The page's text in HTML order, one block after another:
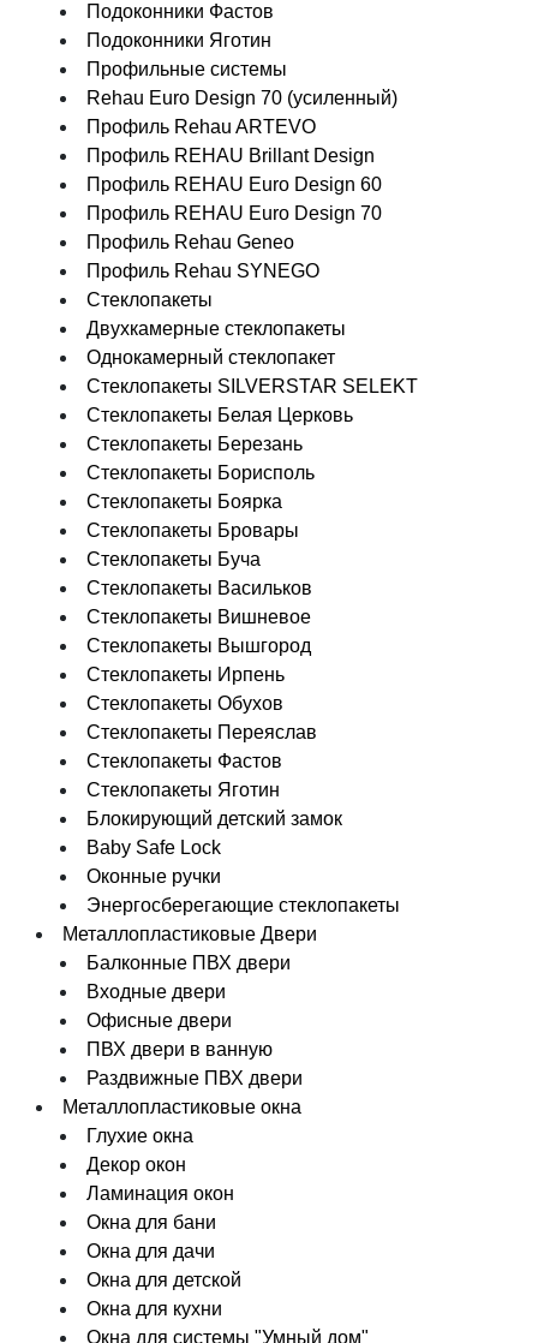
Подоконники Фастов
Подоконники Яготин
Профильные системы
Rehau Euro Design 70 (усиленный)
Профиль Rehau ARTEVO
Профиль REHAU Brillant Design
Профиль REHAU Euro Design 60
Профиль REHAU Euro Design 70
Профиль Rehau Geneo
Профиль Rehau SYNEGO
Стеклопакеты
Двухкамерные стеклопакеты
Однокамерный стеклопакет
Стеклопакеты SILVERSTAR SELEKT
Стеклопакеты Белая Церковь
Стеклопакеты Березань
Стеклопакеты Борисполь
Стеклопакеты Боярка
Стеклопакеты Бровары
Стеклопакеты Буча
Стеклопакеты Васильков
Стеклопакеты Вишневое
Стеклопакеты Вышгород
Стеклопакеты Ирпень
Стеклопакеты Обухов
Стеклопакеты Переяслав
Стеклопакеты Фастов
Стеклопакеты Яготин
Блокирующий детский замок
Baby Safe Lock
Оконные ручки
Энергосберегающие стеклопакеты
Металлопластиковые Двери
Балконные ПВХ двери
Входные двери
Офисные двери
ПВХ двери в ванную
Раздвижные ПВХ двери
Металлопластиковые окна
Глухие окна
Декор окон
Ламинация окон
Окна для бани
Окна для дачи
Окна для детской
Окна для кухни
Окна для системы "Умный дом"